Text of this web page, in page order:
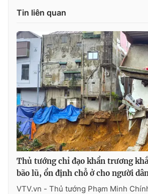
Tin liên quan
Thủ tướng chỉ đạo khẩn trương
bão lũ, ổn định chỗ ở cho người
VTV.vn - Thủ tướng Phạm Minh